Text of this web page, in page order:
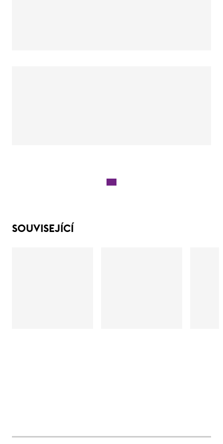
SOUVISEJÍCÍ